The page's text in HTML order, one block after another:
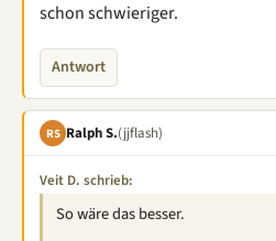
schon schwieriger.
Antwort
RS Ralph S.(jjflash)
Veit D. schrieb:
So wäre das besser.